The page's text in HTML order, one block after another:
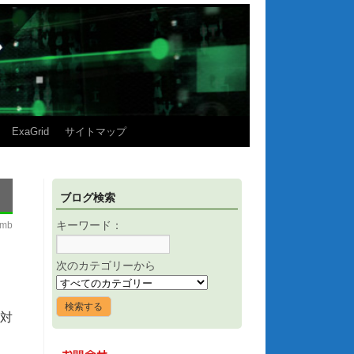
ExaGrid サイトマップ
ブログ検索
キーワード：
次のカテゴリーから